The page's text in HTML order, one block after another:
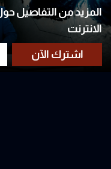
المزيد من التفاصيل
الانترنت